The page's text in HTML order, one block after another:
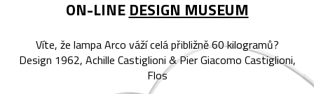
ON-LINE DESIGN MUSEUM
Víte, že lampa Arco váží celá přibližně 60 kilogramů?
Design 1962, Achille Castiglioni & Pier Giacomo Castiglioni,
Flos